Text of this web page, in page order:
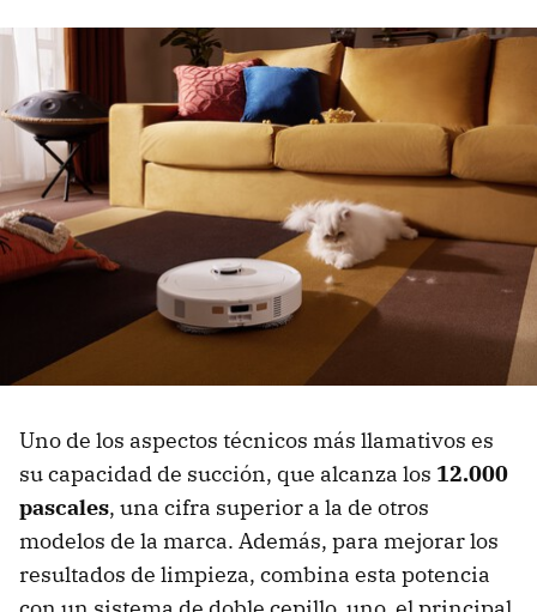
Uno de los aspectos técnicos más llamativos es
su capacidad de succión, que alcanza los 12.000
pascales, una cifra superior a la de otros
modelos de la marca. Además, para mejorar los
resultados de limpieza, combina esta potencia